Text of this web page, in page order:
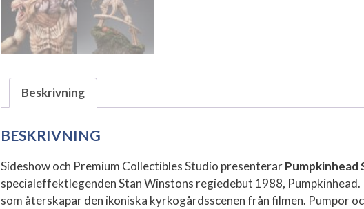
Beskrivning
BESKRIVNING
Sideshow och Premium Collectibles Studio presenterarPumpkinhead
specialeffektlegenden Stan Winstons regiedebut 1988,
som återskapar den ikoniska kyrkogårdsscenen från filmen. Pumpor